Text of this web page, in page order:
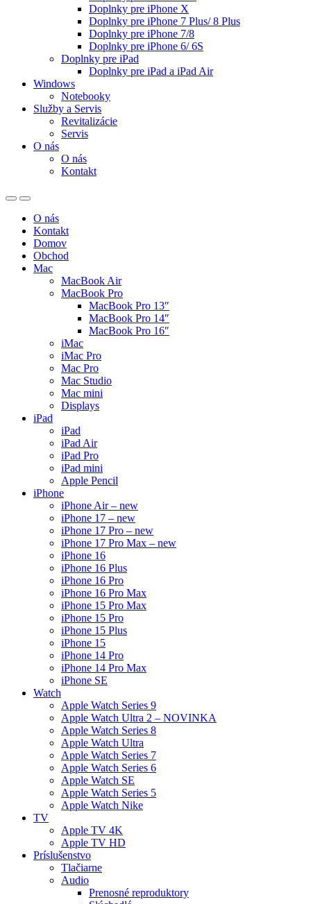
Doplnky pre iPhone X
Doplnky pre iPhone 7 Plus/ 8 Plus
Doplnky pre iPhone 7/8
Doplnky pre iPhone 6/ 6S
Doplnky pre iPad
Doplnky pre iPad a iPad Air
Windows
Notebooky
Služby a Servis
Revitalizácie
Servis
O nás
O nás
Kontakt
O nás
Kontakt
Domov
Obchod
Mac
MacBook Air
MacBook Pro
MacBook Pro 13″
MacBook Pro 14″
MacBook Pro 16″
iMac
iMac Pro
Mac Pro
Mac Studio
Mac mini
Displays
iPad
iPad
iPad Air
iPad Pro
iPad mini
Apple Pencil
iPhone
iPhone Air – new
iPhone 17 – new
iPhone 17 Pro – new
iPhone 17 Pro Max – new
iPhone 16
iPhone 16 Plus
iPhone 16 Pro
iPhone 16 Pro Max
iPhone 15 Pro Max
iPhone 15 Pro
iPhone 15 Plus
iPhone 15
iPhone 14 Pro
iPhone 14 Pro Max
iPhone SE
Watch
Apple Watch Series 9
Apple Watch Ultra 2 – NOVINKA
Apple Watch Series 8
Apple Watch Ultra
Apple Watch Series 7
Apple Watch Series 6
Apple Watch SE
Apple Watch Series 5
Apple Watch Nike
TV
Apple TV 4K
Apple TV HD
Príslušenstvo
Tlačiarne
Audio
Prenosné reproduktory